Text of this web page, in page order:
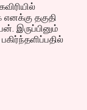
தகுதி
இருப்பினும்